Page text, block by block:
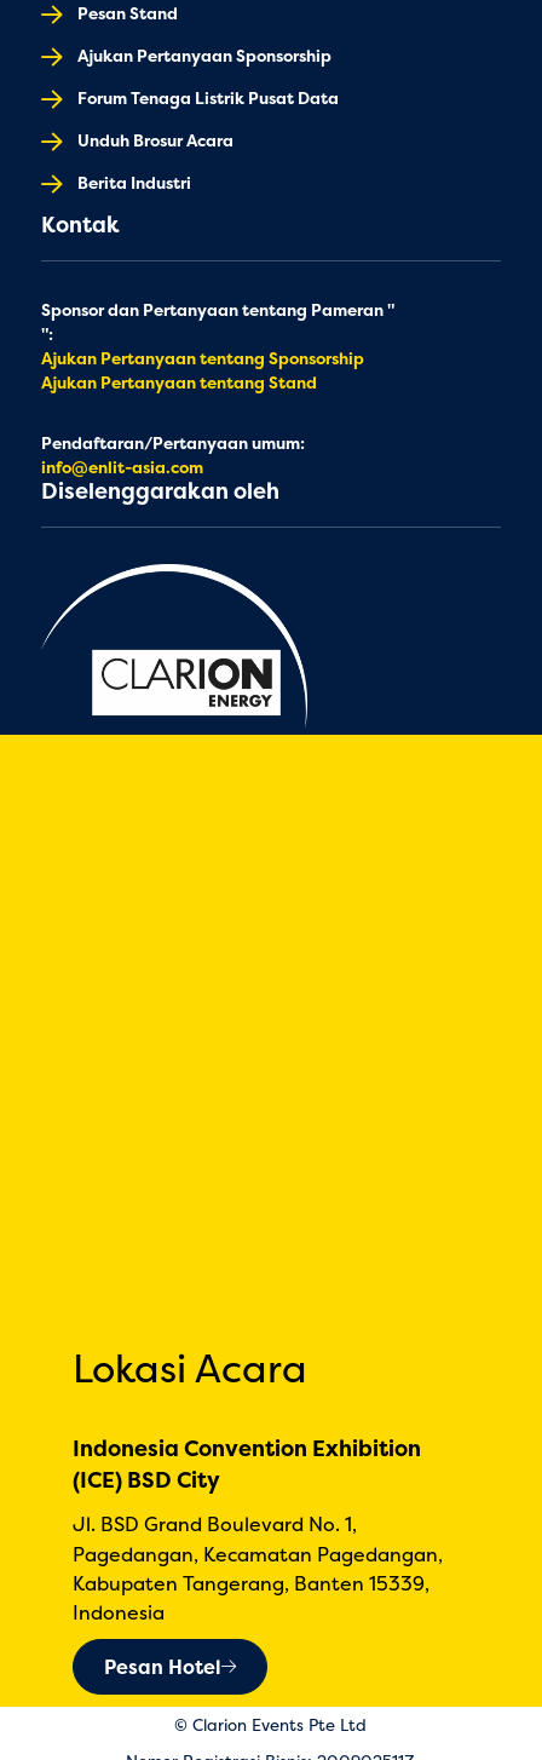
Pesan Stand
Ajukan Pertanyaan Sponsorship
Forum Tenaga Listrik Pusat Data
Unduh Brosur Acara
Berita Industri
Kontak
Sponsor dan Pertanyaan tentang Pameran "
":
Ajukan Pertanyaan tentang Sponsorship
Ajukan Pertanyaan tentang Stand
Pendaftaran/Pertanyaan umum:
info@enlit-asia.com
Diselenggarakan oleh
Lokasi Acara
Indonesia Convention Exhibition
(ICE) BSD City
Jl. BSD Grand Boulevard No. 1,
Pagedangan, Kecamatan Pagedangan,
Kabupaten Tangerang, Banten 15339,
Indonesia
Pesan Hotel
© Clarion Events Pte Ltd